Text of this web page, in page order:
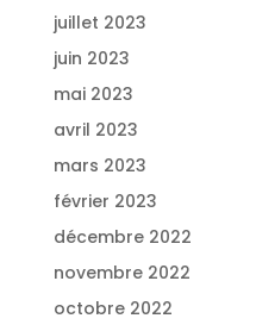
juillet 2023
juin 2023
mai 2023
avril 2023
mars 2023
février 2023
décembre 2022
novembre 2022
octobre 2022